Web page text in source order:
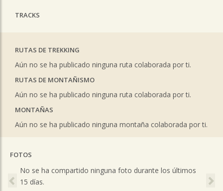
TRACKS
RUTAS DE TREKKING
Aún no se ha publicado ninguna ruta colaborada por ti.
RUTAS DE MONTAÑISMO
Aún no se ha publicado ninguna ruta colaborada por ti.
MONTAÑAS
Aún no se ha publicado ninguna montaña colaborada por ti.
FOTOS
No se ha compartido ninguna foto durante los últimos
15 días.
Previous